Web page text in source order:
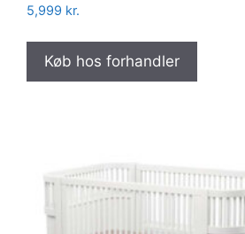
5,999 kr.
Køb hos forhandler